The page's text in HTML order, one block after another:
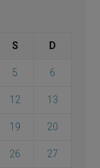
S D
5 6
12 13
19 20
26 27